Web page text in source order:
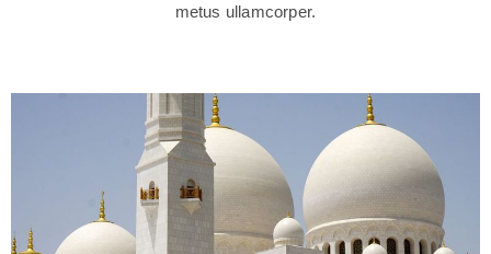
metus ullamcorper.